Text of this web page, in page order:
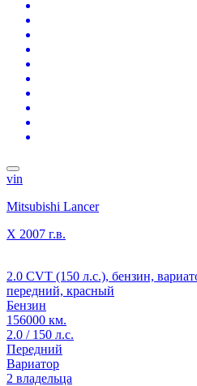
vin
Mitsubishi Lancer
X 2007 г.в.
2.0 CVT (150 л.с.), бензин,
передний, красный
Бензин
156000 км.
2.0 / 150 л.с.
Передний
Вариатор
2 владельца